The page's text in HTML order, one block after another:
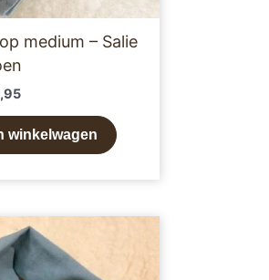
medium – Salie
winkelwagen